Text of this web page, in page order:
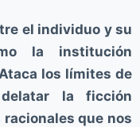
el individuo y su
la institución
los límites de
la ficción
que nos